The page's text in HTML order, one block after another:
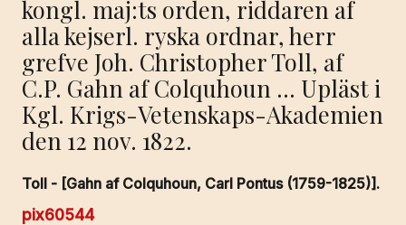
kongl. maj:ts orden, riddaren af
alla kejserl. ryska ordnar, herr
grefve Joh. Christopher Toll, af
C.P. Gahn af Colquhoun … Upläst i
Kgl. Krigs-Vetenskaps-Akademien
den 12 nov. 1822.
Toll - [Gahn af Colquhoun, Carl Pontus (1759-1825)].
pix60544